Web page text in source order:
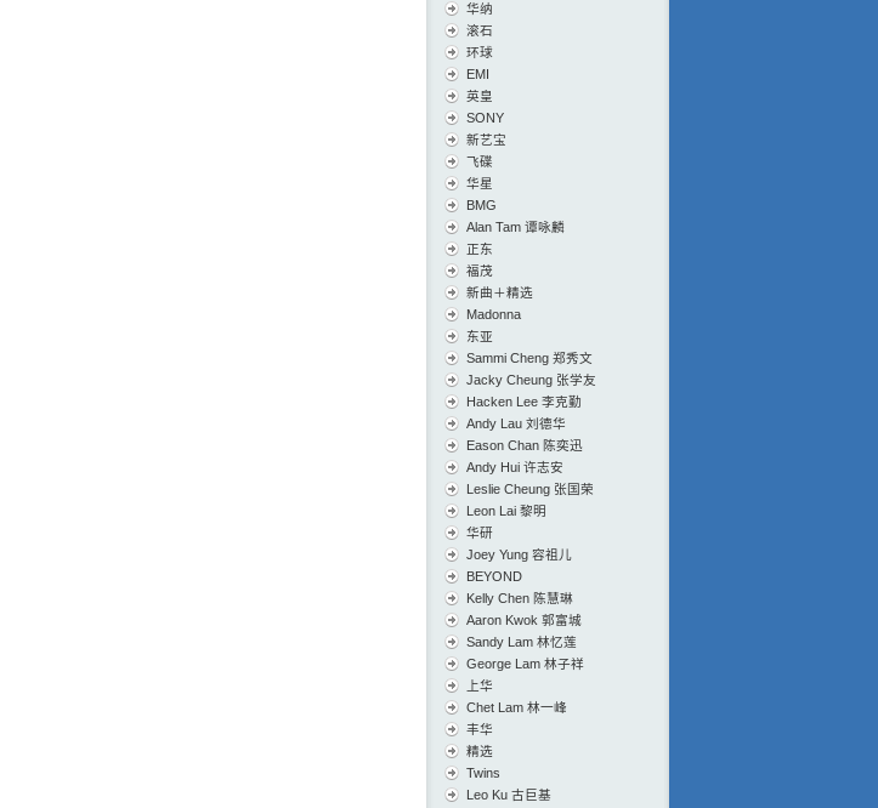
华纳
滚石
环球
EMI
英皇
SONY
新艺宝
飞碟
华星
BMG
Alan Tam 谭咏麟
正东
福茂
新曲＋精选
Madonna
东亚
Sammi Cheng 郑秀文
Jacky Cheung 张学友
Hacken Lee 李克勤
Andy Lau 刘德华
Eason Chan 陈奕迅
Andy Hui 许志安
Leslie Cheung 张国荣
Leon Lai 黎明
华研
Joey Yung 容祖儿
BEYOND
Kelly Chen 陈慧琳
Aaron Kwok 郭富城
Sandy Lam 林忆莲
George Lam 林子祥
上华
Chet Lam 林一峰
丰华
精选
Twins
Leo Ku 古巨基